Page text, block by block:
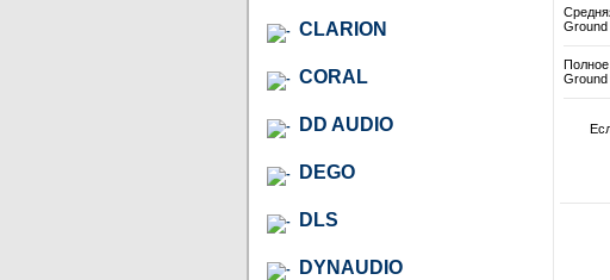
CLARION
CORAL
DD AUDIO
DEGO
DLS
DYNAUDIO
Ground
Ground